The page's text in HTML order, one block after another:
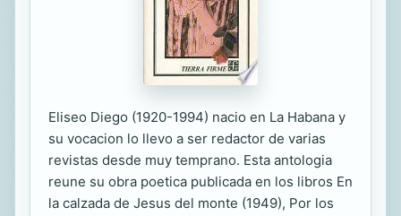
Eliseo Diego (1920-1994) nacio en La Habana y
su vocacion lo llevo a ser redactor de varias
revistas desde muy temprano. Esta antologia
reune su obra poetica publicada en los libros En
la calzada de Jesus del monte (1949), Por los